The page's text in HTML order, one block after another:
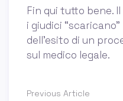
Fin qui tutto bene.
i giudici
dell’esito di un
sul medico legale.
Previous Article